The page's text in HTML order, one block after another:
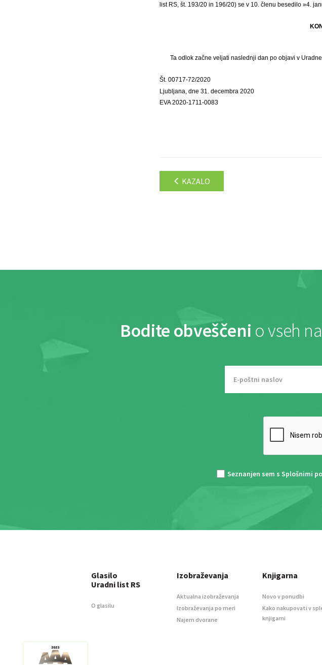
list RS, št. 193/20 in 196/20) se v 10. členu besedilo »4.
Ta odlok začne veljati naslednji dan po objavi v
Št. 00717-72/2020
Ljubljana, dne 31. decembra 2020
EVA 2020-1711-0083
KAZALO
Bodite obveščeni o vseh
Seznanjen sem s Splošnimi
Glasilo
Uradni list RS
O glasilu
Izobraževanja
Aktualna izobraževanja
Izobraževanja po meri
Najem dvorane
Knjigarna
Novo v ponudbi
Kako nakupovati v
knjigarni